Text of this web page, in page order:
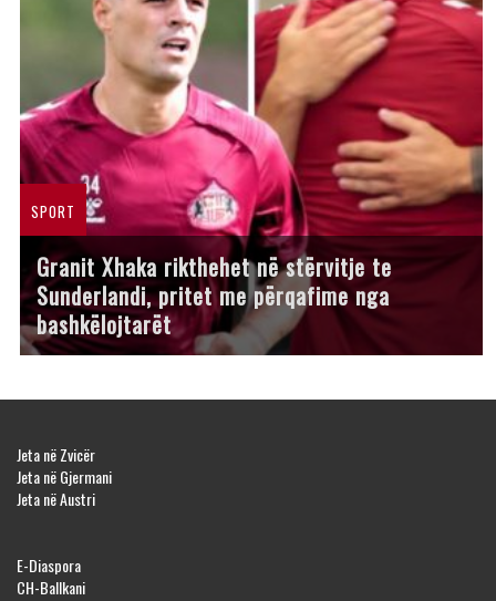
SPORT
Granit Xhaka rikthehet në stërvitje te
Sunderlandi, pritet me përqafime nga
bashkëlojtarët
Jeta në Zvicër
Jeta në Gjermani
Jeta në Austri
E-Diaspora
CH-Ballkani